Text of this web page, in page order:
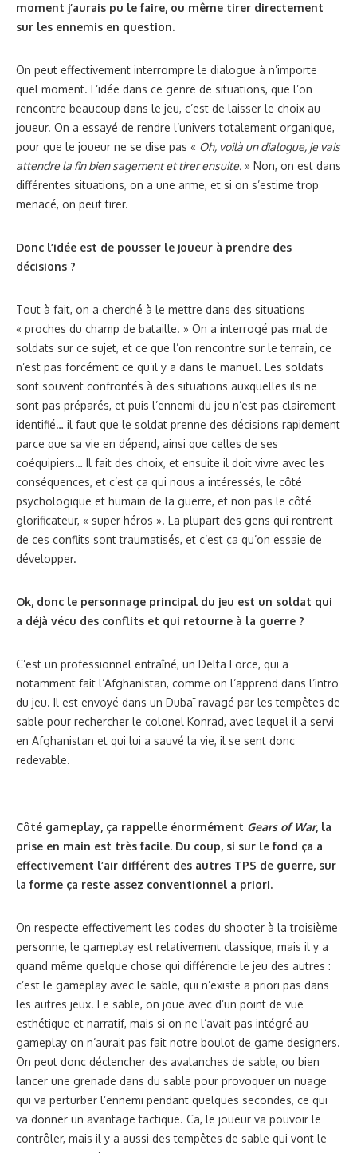
moment j’aurais pu le faire, ou même tirer directement
sur les ennemis en question.
On peut effectivement interrompre le dialogue à n’importe
quel moment. L’idée dans ce genre de situations, que l’on
rencontre beaucoup dans le jeu, c’est de laisser le choix au
joueur. On a essayé de rendre l’univers totalement organique,
pour que le joueur ne se dise pas « Oh, voilà un dialogue, je vais
attendre la fin bien sagement et tirer ensuite. » Non, on est dans
différentes situations, on a une arme, et si on s’estime trop
menacé, on peut tirer.
Donc l’idée est de pousser le joueur à prendre des
décisions ?
Tout à fait, on a cherché à le mettre dans des situations
« proches du champ de bataille. » On a interrogé pas mal de
soldats sur ce sujet, et ce que l’on rencontre sur le terrain, ce
n’est pas forcément ce qu’il y a dans le manuel. Les soldats
sont souvent confrontés à des situations auxquelles ils ne
sont pas préparés, et puis l’ennemi du jeu n’est pas clairement
identifié… il faut que le soldat prenne des décisions rapidement
parce que sa vie en dépend, ainsi que celles de ses
coéquipiers… Il fait des choix, et ensuite il doit vivre avec les
conséquences, et c’est ça qui nous a intéressés, le côté
psychologique et humain de la guerre, et non pas le côté
glorificateur, « super héros ». La plupart des gens qui rentrent
de ces conflits sont traumatisés, et c’est ça qu’on essaie de
développer.
Ok, donc le personnage principal du jeu est un soldat qui
a déjà vécu des conflits et qui retourne à la guerre ?
C’est un professionnel entraîné, un Delta Force, qui a
notamment fait l’Afghanistan, comme on l’apprend dans l’intro
du jeu. Il est envoyé dans un Dubaï ravagé par les tempêtes de
sable pour rechercher le colonel Konrad, avec lequel il a servi
en Afghanistan et qui lui a sauvé la vie, il se sent donc
redevable.
Côté gameplay, ça rappelle énormément Gears of War, la
prise en main est très facile. Du coup, si sur le fond ça a
effectivement l’air différent des autres TPS de guerre, sur
la forme ça reste assez conventionnel a priori.
On respecte effectivement les codes du shooter à la troisième
personne, le gameplay est relativement classique, mais il y a
quand même quelque chose qui différencie le jeu des autres :
c’est le gameplay avec le sable, qui n’existe a priori pas dans
les autres jeux. Le sable, on joue avec d’un point de vue
esthétique et narratif, mais si on ne l’avait pas intégré au
gameplay on n’aurait pas fait notre boulot de game designers.
On peut donc déclencher des avalanches de sable, ou bien
lancer une grenade dans du sable pour provoquer un nuage
qui va perturber l’ennemi pendant quelques secondes, ce qui
va donner un avantage tactique. Ca, le joueur va pouvoir le
contrôler, mais il y a aussi des tempêtes de sable qui vont le